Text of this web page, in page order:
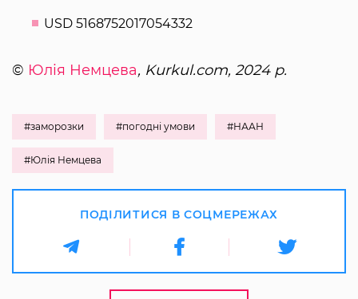
USD 5168752017054332
© Юлія Немцева, Kurkul.com, 2024 р.
#заморозки #погодні умови #НААН
#Юлія Немцева
ПОДІЛИТИСЯ В СОЦМЕРЕЖАХ